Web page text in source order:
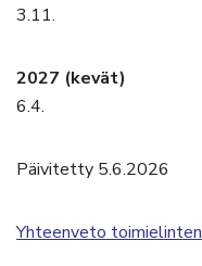
3.11.
2027 (kevät)
6.4.
Päivitetty 5.6.2026
Yhteenveto